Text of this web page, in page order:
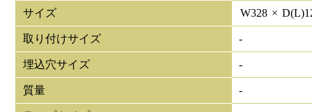
サイズ W328 × D(L)
取り付けサイズ -
埋込穴サイズ -
質量 -